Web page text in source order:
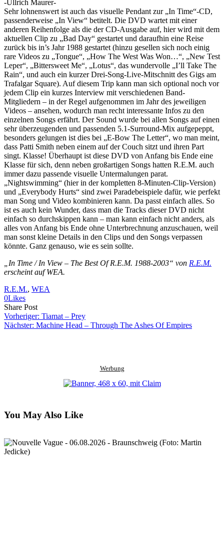
-Ullrich Maurer-
Sehr lohnenswert ist auch das visuelle Pendant zur „In Time“-CD,
passenderweise „In View“ betitelt. Die DVD wartet mit einer
anderen Reihenfolge als die der CD-Ausgabe auf, hier wird mit dem
aktuellen Clip zu „Bad Day“ gestartet und daraufhin eine Reise
zurück bis in’s Jahr 1988 gestartet (hinzu gesellen sich noch einig
rare Videos zu „Tongue“, „How The West Was Won…“, „New Test
Leper“, „Bittersweet Me“, „Lotus“, das wundervolle „I’ll Take The
Rain“, und auch ein kurzer Drei-Song-Live-Mitschnitt des Gigs am
Trafalgar Square). Auf diesem Trip kann man sich optional noch vor
jedem Clip ein kurzes Interview mit verschiedenen Band-
Mitgliedern – in der Regel aufgenommen im Jahr des jeweiligen
Videos – ansehen, wodurch man recht interessante Infos zu den
einzelnen Songs erfährt. Der Sound wurde bei allen Songs auf einen
sehr überzeugenden und passenden 5.1-Surround-Mix aufgepeppt,
besonders gelungen ist dies bei „E-Bow The Letter“, wo man meint,
dass Patti Smith neben einem auf der Couch sitzt und ihren Part
singt. Klasse! Überhaupt ist diese DVD von Anfang bis Ende eine
Klasse für sich, denn neben großartigen Songs hatten R.E.M. auch
immer dazu passende visuelle Untermalungen parat.
„Nightswimming“ (hier in der kompletten 8-Minuten-Clip-Version)
und „Everybody Hurts“ sind zwei Paradebeispiele dafür, wie perfekt
man Song und Video kombinieren kann. Da passt einfach alles. So
ist es auch kein Wunder, dass man die Tracks dieser DVD nicht
einfach so durchskippen kann – man kann einfach nicht anders, als
alles von Anfang bis Ende ohne Unterbrechnung anzuschauen, weil
man sonst kleine Details in den Clips und den Songs verpassen
könnte. Ganz genauso, wie es sein sollte.
„In Time / In View – The Best Of R.E.M. 1988-2003“ von R.E.M.
erscheint auf WEA.
R.E.M., WEA
0Likes
Share PostShare
on
Facebook
Copy
URL
to
Send
Link
via
Vorheriger: Tiamat – Prey
Nächster: Machine Head – Through The Ashes Of Empires
Werbung
You May Also Like